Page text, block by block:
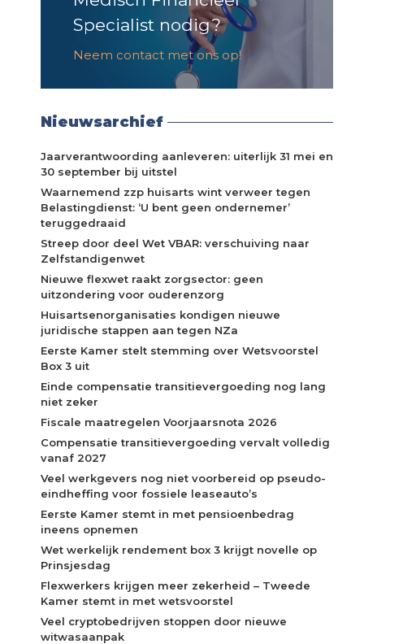
Specialist nodig?
Neem contact met ons op!
Nieuwsarchief
Jaarverantwoording aanleveren: uiterlijk 31 mei en
30 september bij uitstel
Waarnemend zzp huisarts wint verweer tegen
Belastingdienst: ‘U bent geen ondernemer’
teruggedraaid
Streep door deel Wet VBAR: verschuiving naar
Zelfstandigenwet
Nieuwe flexwet raakt zorgsector: geen
uitzondering voor ouderenzorg
Huisartsenorganisaties kondigen nieuwe
juridische stappen aan tegen NZa
Eerste Kamer stelt stemming over Wetsvoorstel
Box 3 uit
Einde compensatie transitievergoeding nog lang
niet zeker
Fiscale maatregelen Voorjaarsnota 2026
Compensatie transitievergoeding vervalt volledig
vanaf 2027
Veel werkgevers nog niet voorbereid op pseudo-
eindheffing voor fossiele leaseauto’s
Eerste Kamer stemt in met pensioenbedrag
ineens opnemen
Wet werkelijk rendement box 3 krijgt novelle op
Prinsjesdag
Flexwerkers krijgen meer zekerheid – Tweede
Kamer stemt in met wetsvoorstel
Veel cryptobedrijven stoppen door nieuwe
witwasaanpak